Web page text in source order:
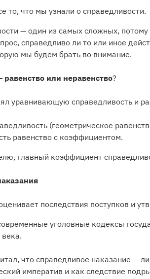
то, что мы узнали о справедливости.
— один из самых сложных,
справедливо ли то или иное
мы будем брать во внимание.
равенство или неравенство?
уравнивающую справедливость и
(геометрическое
равенство с коэффициентом.
главный коэффициент
последствия поступков и
уголовные кодексы
что справедливое наказание —
императив и как следствие